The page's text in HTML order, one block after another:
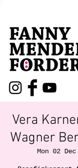
Vera
Wagner
Mon 02 Dec